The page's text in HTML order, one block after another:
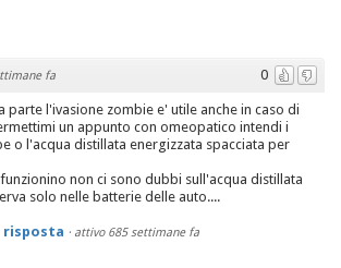
0
fa
parte l'ivasione zombie e' utile anche in caso di
un appunto con omeopatico intendi i
o l'acqua distillata energizzata spacciata per
non ci sono dubbi sull'acqua distillata
solo nelle batterie delle auto....
risposta · attivo 685 settimane fa